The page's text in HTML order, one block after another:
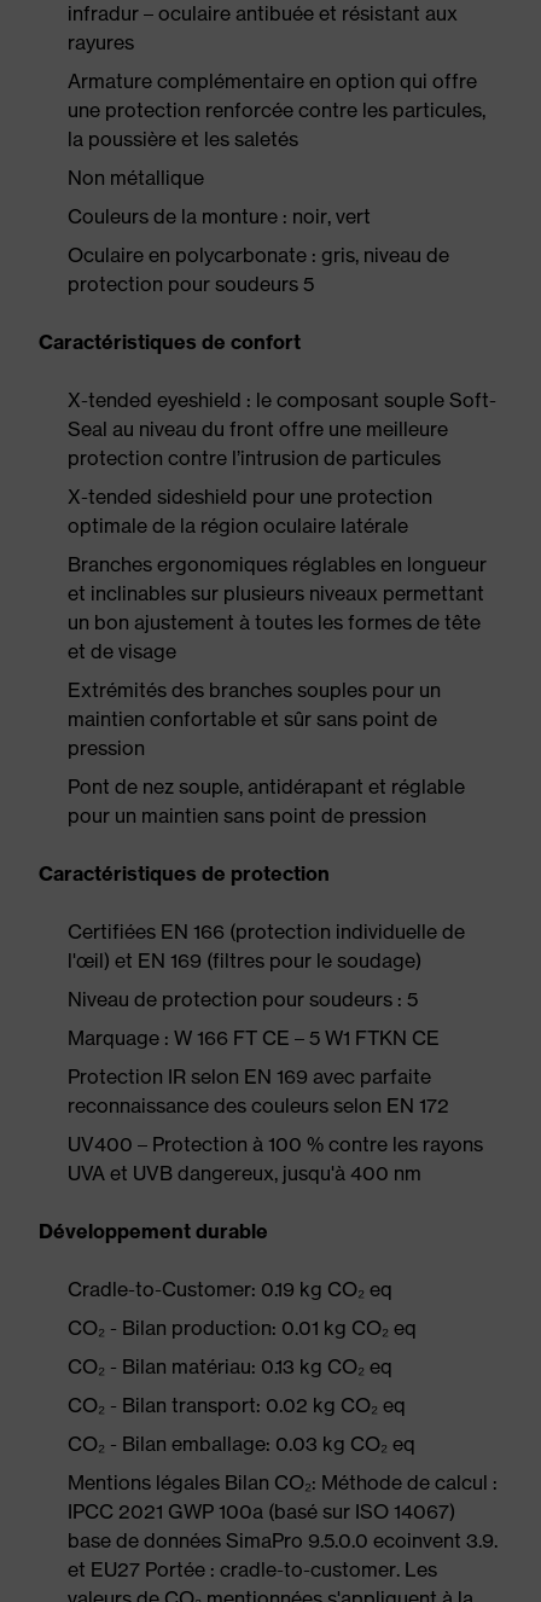
infradur – oculaire antibuée et résistant aux
rayures
Armature complémentaire en option qui offre
une protection renforcée contre les particules,
la poussière et les saletés
Non métallique
Couleurs de la monture : noir, vert
Oculaire en polycarbonate : gris, niveau de
protection pour soudeurs 5
Caractéristiques de confort
X-tended eyeshield : le composant souple Soft-
Seal au niveau du front offre une meilleure
protection contre l’intrusion de particules
X-tended sideshield pour une protection
optimale de la région oculaire latérale
Branches ergonomiques réglables en longueur
et inclinables sur plusieurs niveaux permettant
un bon ajustement à toutes les formes de tête
et de visage
Extrémités des branches souples pour un
maintien confortable et sûr sans point de
pression
Pont de nez souple, antidérapant et réglable
pour un maintien sans point de pression
Caractéristiques de protection
Certifiées EN 166 (protection individuelle de
l'œil) et EN 169 (filtres pour le soudage)
Niveau de protection pour soudeurs : 5
Marquage : W 166 FT CE – 5 W1 FTKN CE
Protection IR selon EN 169 avec parfaite
reconnaissance des couleurs selon EN 172
UV400 – Protection à 100 % contre les rayons
UVA et UVB dangereux, jusqu'à 400 nm
Développement durable
Cradle-to-Customer: 0.19 kg CO₂ eq
CO₂ - Bilan production: 0.01 kg CO₂ eq
CO₂ - Bilan matériau: 0.13 kg CO₂ eq
CO₂ - Bilan transport: 0.02 kg CO₂ eq
CO₂ - Bilan emballage: 0.03 kg CO₂ eq
Mentions légales Bilan CO₂: Méthode de calcul :
IPCC 2021 GWP 100a (basé sur ISO 14067)
base de données SimaPro 9.5.0.0 ecoinvent 3.9.
et EU27 Portée : cradle-to-customer. Les